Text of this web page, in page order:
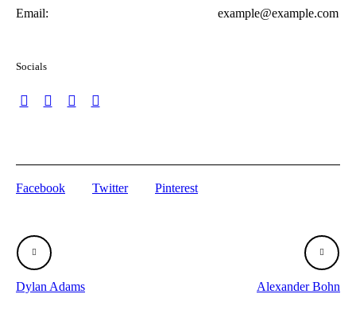
Email: example@example.com
Socials
Facebook Twitter Pinterest
Dylan Adams Alexander Bohn